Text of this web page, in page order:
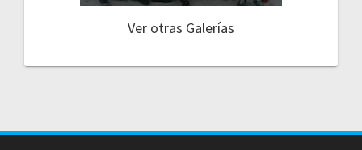
Ver otras Galerías